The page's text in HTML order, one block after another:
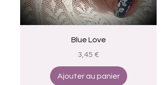
Aperçu rapide
Blue Love
Prix
3,45 €
Ajouter au panier